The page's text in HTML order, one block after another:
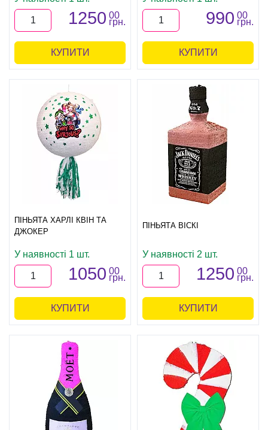
1250 00
грн.
КУПИТИ
990 00
грн.
КУПИТИ
ПІНЬЯТА ХАРЛІ КВІН ТА
ДЖОКЕР
У наявності 1 шт.
1050 00
грн.
КУПИТИ
ПІНЬЯТА ВІСКІ
У наявності 2 шт.
1250 00
грн.
КУПИТИ